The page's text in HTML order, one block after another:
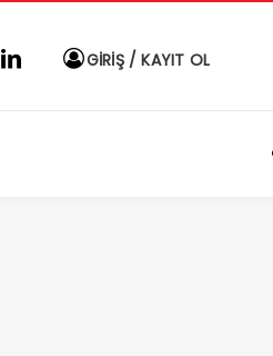
GİRİŞ / KAYIT OL